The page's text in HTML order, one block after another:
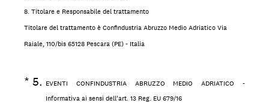
8. Titolare e Responsabile del trattamento
Titolare del trattamento è Confindustria Abruzzo Medio Adriatico Via
Raiale, 110/bis 65128 Pescara (PE) - Italia
* 5. EVENTI CONFINDUSTRIA ABRUZZO MEDIO ADRIATICO -
Informativa ai sensi dell’art. 13 Reg. EU 679/16
(Obbligatorio)